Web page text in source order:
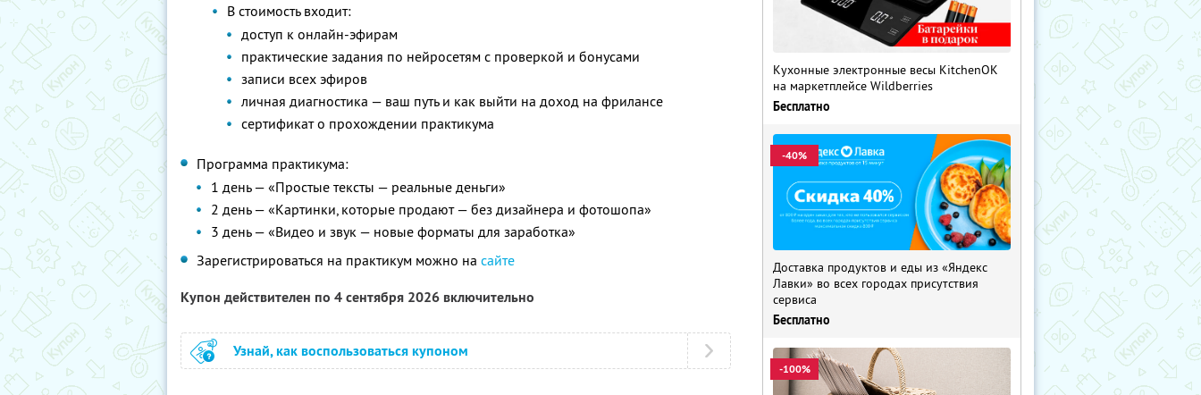
В стоимость входит:
доступ к онлайн-эфирам
практические задания по нейросетям с проверкой и бонусами
записи всех эфиров
личная диагностика — ваш путь и как выйти на доход на фрилансе
сертификат о прохождении практикума
Программа практикума:
1 день — «Простые тексты — реальные деньги»
2 день — «Картинки, которые продают — без дизайнера и фотошопа»
3 день — «Видео и звук — новые форматы для заработка»
Зарегистрироваться на практикум можно на сайте
Купон действителен по 4 сентября 2026 включительно
Узнай, как воспользоваться купоном
Кухонные электронные весы KitchenOK
на маркетплейсе Wildberries
Бесплатно
-40%
Доставка продуктов и еды из «Яндекс
Лавки» во всех городах присутствия
сервиса
Бесплатно
-100%